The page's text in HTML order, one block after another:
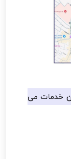
خدمات می